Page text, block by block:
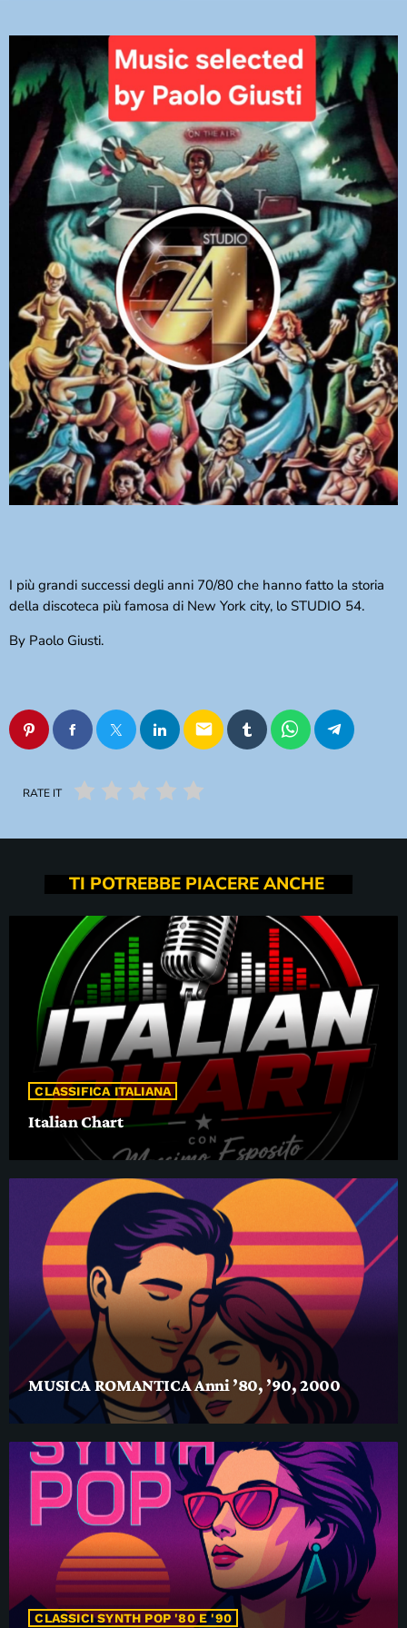
DEDICHE
PLAYER
I più grandi successi degli anni 70/80 che hanno fatto la storia
della discoteca più famosa di New York city, lo STUDIO 54.
By Paolo Giusti.
email
RATE IT
TI POTREBBE PIACERE ANCHE
CLASSIFICA ITALIANA
Italian Chart
MUSICA ROMANTICA Anni ’80, ’90, 2000
CLASSICI SYNTH POP '80 E '90